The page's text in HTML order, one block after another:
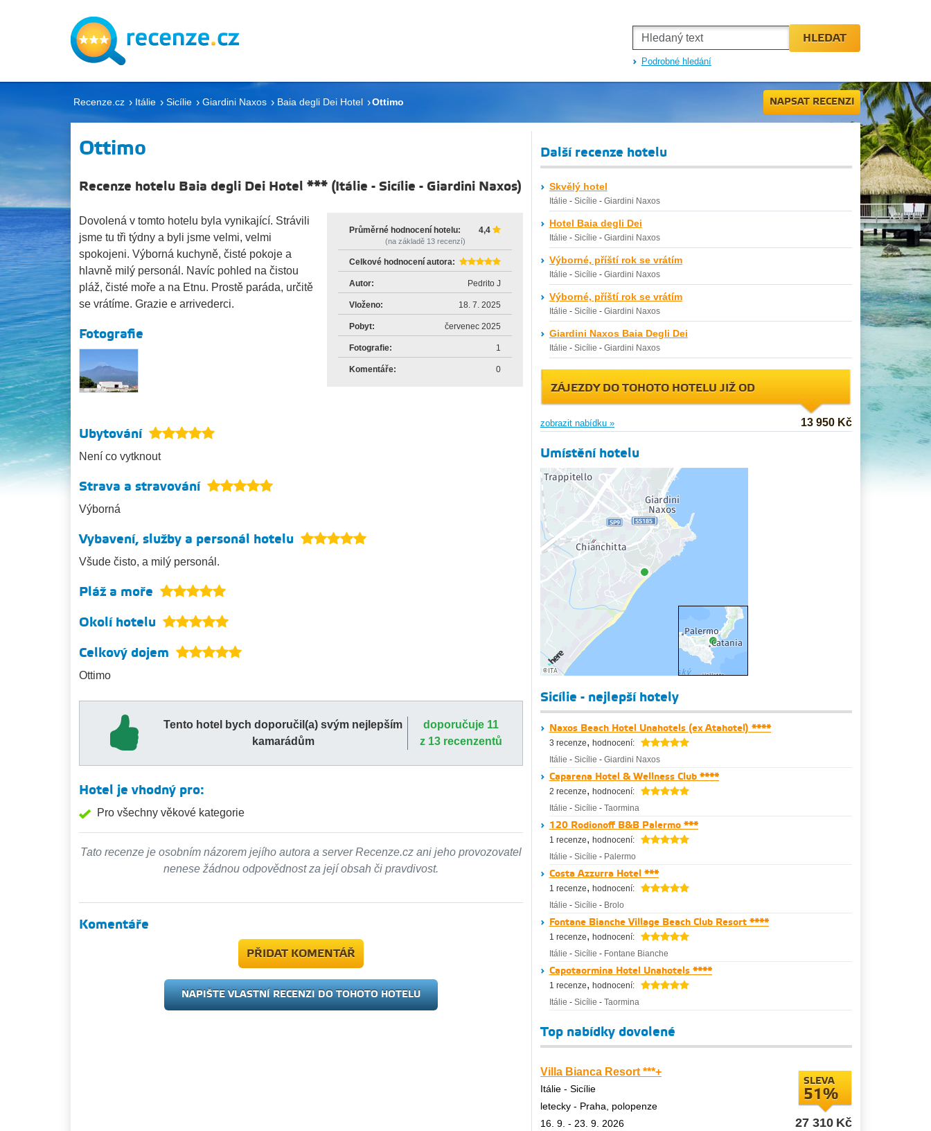
HLEDAT
Podrobné hledání
Recenze.cz Itálie Sicílie Giardini Naxos Baia degli Dei Hotel Ottimo NAPSAT RECENZI
Ottimo
Recenze hotelu Baia degli Dei Hotel *** (Itálie - Sicílie - Giardini Naxos)
Průměrné hodnocení hotelu: 4,4
(na základě 13recenzí)
Celkové hodnocení autora:
Autor: Pedrito J
Vloženo: 18. 7. 2025
Pobyt: červenec 2025
Fotografie: 1
Komentáře: 0
Dovolená v tomto hotelu byla vynikající. Strávili
jsme tu tři týdny a byli jsme velmi, velmi
spokojeni. Výborná kuchyně, čisté pokoje a
hlavně milý personál. Navíc pohled na čistou
pláž, čisté moře a na Etnu. Prostě paráda, určitě
se vrátíme. Grazie e arrivederci.
Fotografie
Ubytování
Není co vytknout
Strava a stravování
Výborná
Vybavení, služby a personál hotelu
Všude čisto, a milý personál.
Pláž a moře
Okolí hotelu
Celkový dojem
Ottimo
Tento hotel bych doporučil(a) svým nejlepším
kamarádům
doporučuje 11
z 13 recenzentů
Hotel je vhodný pro:
Pro všechny věkové kategorie
Tato recenze je osobním názorem jejího autora a server Recenze.cz ani jeho provozovatel
nenese žádnou odpovědnost za její obsah či pravdivost.
Komentáře
PŘIDAT KOMENTÁŘ
NAPIŠTE VLASTNÍ RECENZI DO TOHOTO HOTELU
Další recenze hotelu
Skvělý hotel
Itálie - Sicílie - Giardini Naxos
Hotel Baia degli Dei
Itálie - Sicílie - Giardini Naxos
Výborné, příští rok se vrátím
Itálie - Sicílie - Giardini Naxos
Výborné, příští rok se vrátím
Itálie - Sicílie - Giardini Naxos
Giardini Naxos Baia Degli Dei
Itálie - Sicílie - Giardini Naxos
ZÁJEZDY DO TOHOTO HOTELU JIŽ OD
zobrazit nabídku » 13 950 Kč
Umístění hotelu
Sicílie - nejlepší hotely
Naxos Beach Hotel Unahotels (ex Atahotel) ****
3 recenze, hodnocení:
Itálie - Sicílie - Giardini Naxos
Caparena Hotel & Wellness Club ****
2 recenze, hodnocení:
Itálie - Sicílie - Taormina
120 Rodionoff B&B Palermo ***
1 recenze, hodnocení:
Itálie - Sicílie - Palermo
Costa Azzurra Hotel ***
1 recenze, hodnocení:
Itálie - Sicílie - Brolo
Fontane Bianche Village Beach Club Resort ****
1 recenze, hodnocení:
Itálie - Sicílie - Fontane Bianche
Capotaormina Hotel Unahotels ****
1 recenze, hodnocení:
Itálie - Sicílie - Taormina
Top nabídky dovolené
Villa Bianca Resort ***+
Itálie - Sicílie
letecky - Praha, polopenze
16. 9. - 23. 9. 2026
SLEVA
51%
27 310 Kč